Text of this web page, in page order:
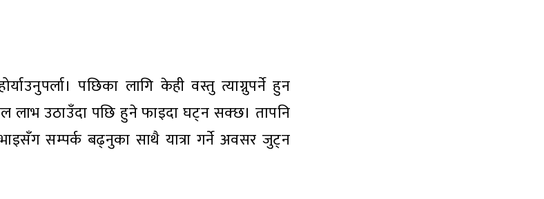
पछिका लागि केही वस्तु त्याग्नुपर्ने हुन
लाभ उठाउँदा पछि हुने फाइदा घट्न सक्छ। तापनि
सम्पर्क बढ्नुका साथै यात्रा गर्ने अवसर जुट्न